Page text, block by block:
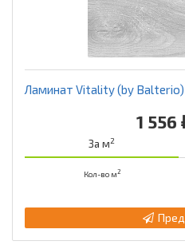
Ламинат Vitality (by
1 556
За м2
Кол-во м2